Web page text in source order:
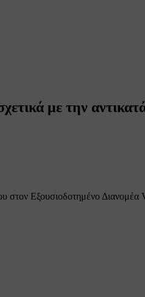
με την
στον Εξουσιοδοτημένο Διανομέα